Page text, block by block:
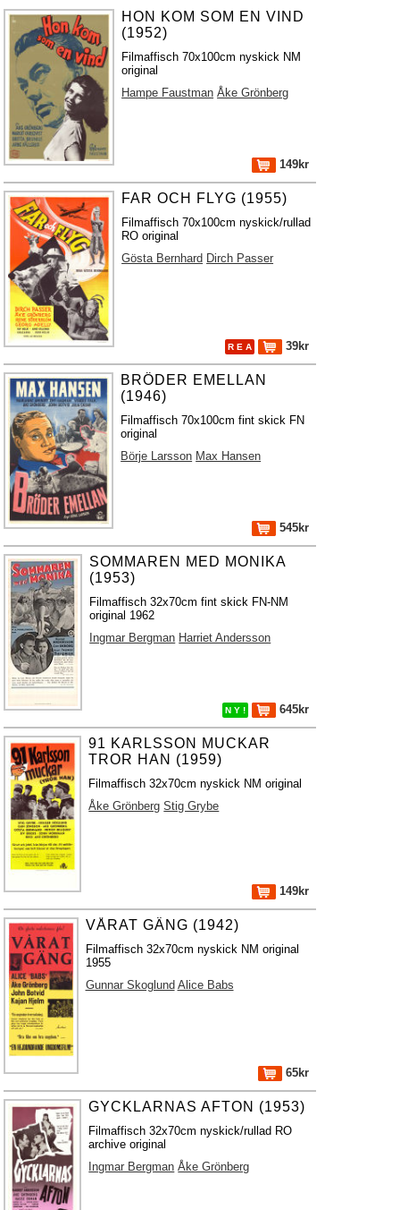
HON KOM SOM EN VIND
(1952)
Filmaffisch 70x100cm nyskick NM
original
Hampe Faustman Åke Grönberg
149kr
FAR OCH FLYG (1955)
Filmaffisch 70x100cm nyskick/rullad
RO original
Gösta Bernhard Dirch Passer
R E A 39kr
BRÖDER EMELLAN
(1946)
Filmaffisch 70x100cm fint skick FN
original
Börje Larsson Max Hansen
545kr
SOMMAREN MED MONIKA
(1953)
Filmaffisch 32x70cm fint skick FN-NM
original 1962
Ingmar Bergman Harriet Andersson
N Y ! 645kr
91 KARLSSON MUCKAR
TROR HAN (1959)
Filmaffisch 32x70cm nyskick NM original
Åke Grönberg Stig Grybe
149kr
VÅRAT GÄNG (1942)
Filmaffisch 32x70cm nyskick NM original
1955
Gunnar Skoglund Alice Babs
65kr
GYCKLARNAS AFTON (1953)
Filmaffisch 32x70cm nyskick/rullad RO
archive original
Ingmar Bergman Åke Grönberg